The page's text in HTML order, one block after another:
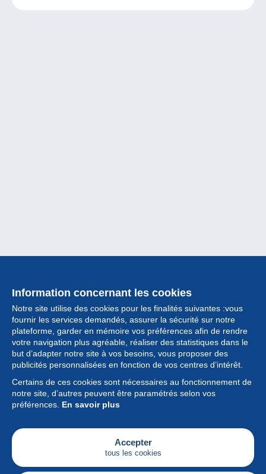
Information concernant les cookies
Notre site utilise des cookies pour les finalités suivantes :vous
fournir les services demandés, assurer la sécurité sur notre
plateforme, garder en mémoire vos préférences afin de rendre
votre navigation plus agréable, réaliser des statistiques dans le
but d’adapter notre site à vos besoins, vous proposer des
publicités personnalisées en fonction de vos centres d’intérêt.
Certains de ces cookies sont nécessaires au fonctionnement de
notre site, d’autres peuvent être paramétrés selon vos
préférences. En savoir plus
Accepter
tous les cookies
Collection
Actualités
Fonctionnalités
Société
Services